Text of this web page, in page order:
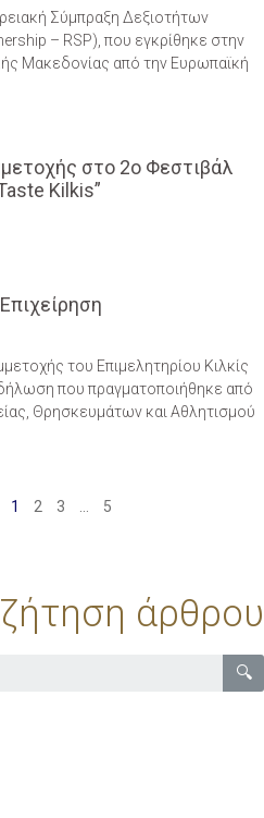
Σύμπραξη Δεξιοτήτων
– RSP), που εγκρίθηκε στην
Μακεδονίας από την Ευρωπαϊκή
στο 2ο Φεστιβάλ
Kilkis”
του Επιμελητηρίου Κιλκίς
που πραγματοποιήθηκε από
Θρησκευμάτων και Αθλητισμού
1 2 3 … 5
άρθρου
🔍